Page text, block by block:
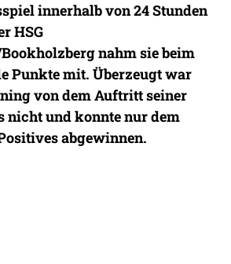
innerhalb von 24 Stunden
HSG
nahm sie beim
Punkte mit. Überzeugt war
von dem Auftritt seiner
nicht und konnte nur dem
abgewinnen.